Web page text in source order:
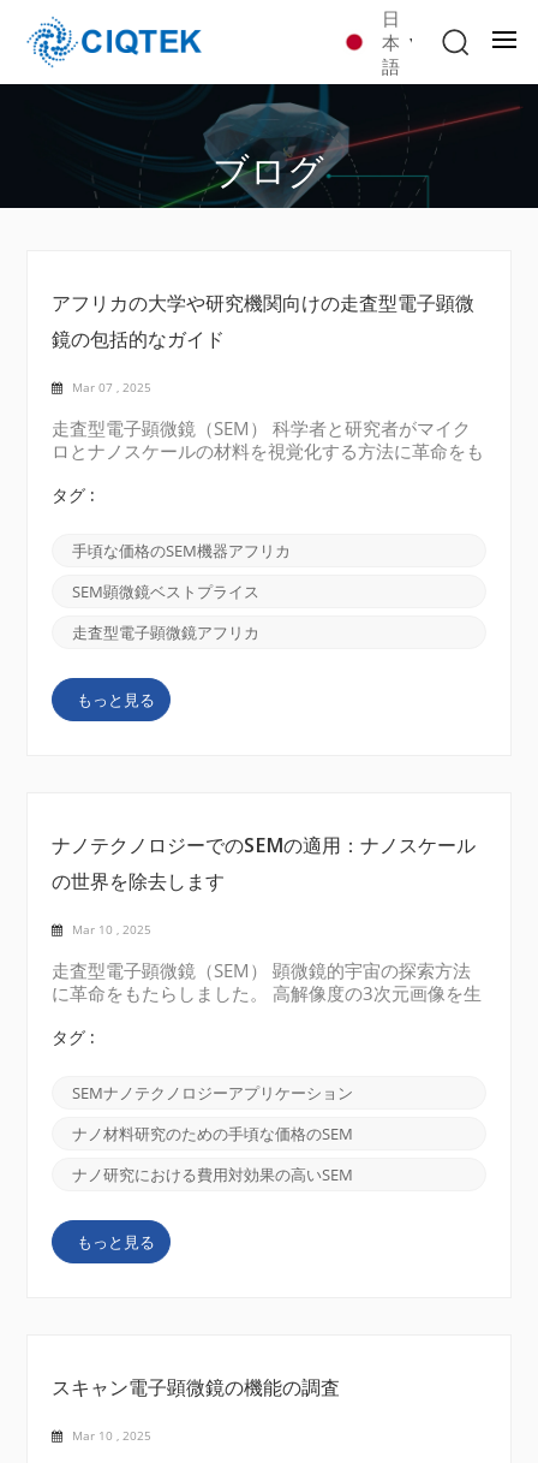
日
本
語
ブログ
アフリカの大学や研究機関向けの走査型電子顕微
鏡の包括的なガイド
Mar 07 , 2025
走査型電子顕微鏡（SEM） 科学者と研究者がマイク
ロとナノスケールの材料を視覚化する方法に革命をも
カ、SEMは、材料科学や生物学からナノテクノロジー
ョンの間の橋渡しとして機能します。 このガイド
は、SEMテクノロジー、現代の研究におけるその重要
性、そしてなぜ CIQTEK走査型電子顕微鏡 アフリカの
電子顕微鏡を理解するSEMは、電子の焦点を合わせた
します。 従来の光顕微鏡とは異なり、SEMは、テク
スチャ、構成、さらには材料の3次元構造などの複雑
な詳細を明らかにすることができます。 これらの機
タグ :
手頃な価格のSEM機器アフリカ
SEM顕微鏡ベストプライス
走査型電子顕微鏡アフリカ
もっと見る
ナノテクノロジーでのSEMの適用：ナノスケール
の世界を除去します
Mar 10 , 2025
走査型電子顕微鏡（SEM） 顕微鏡的宇宙の探索方法
に革命をもたらしました。 高解像度の3次元画像を生
ールをさらに深く掘り下げているため、SEMはナノ構
細を発表するための基礎となりました。 SEMの背後
にある科学そのコアでは、SEMは、標本の表面を横切
って電子の集中したビームをスキャンすることで機能
用し、標本の地形、組成、およびその他の重要な特性
子、後方散乱電子、および特性X線を収集することに
より、SEMは例外的な明瞭さとコントラストを備えた
画像を配信します。 この強力なイメージング技術
タグ :
SEMナノテクノロジーアプリケーション
ナノ材料研究のための手頃な価格のSEM
ナノ研究における費用対効果の高いSEM
もっと見る
スキャン電子顕微鏡の機能の調査
Mar 10 , 2025